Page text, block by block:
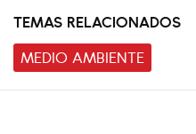
TEMAS RELACIONADOS
MEDIO AMBIENTE